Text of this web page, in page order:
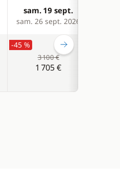
sam. 19 sept.
sam. 26 sept. 2026
-45 %
3 100 €
1 705 €